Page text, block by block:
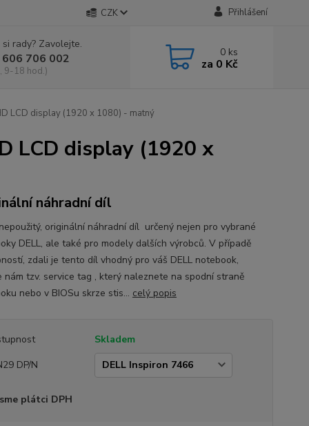
CZK Přihlášení
rady? Zavolejte.
706 002
9-18 hod.)
0 ks
za 0 Kč
LCD display (1920 x 1080) - matný
LCD display (1920 x
náhradní díl
originální náhradní díl určený nejen pro vybrané
DELL, ale také pro modely dalších výrobců. V případě
zdali je tento díl vhodný pro váš DELL notebook,
nám tzv. service tag , který naleznete na spodní straně
nebo v BIOSu skrze stis... celý popis
Skladem
DP/N
plátci DPH